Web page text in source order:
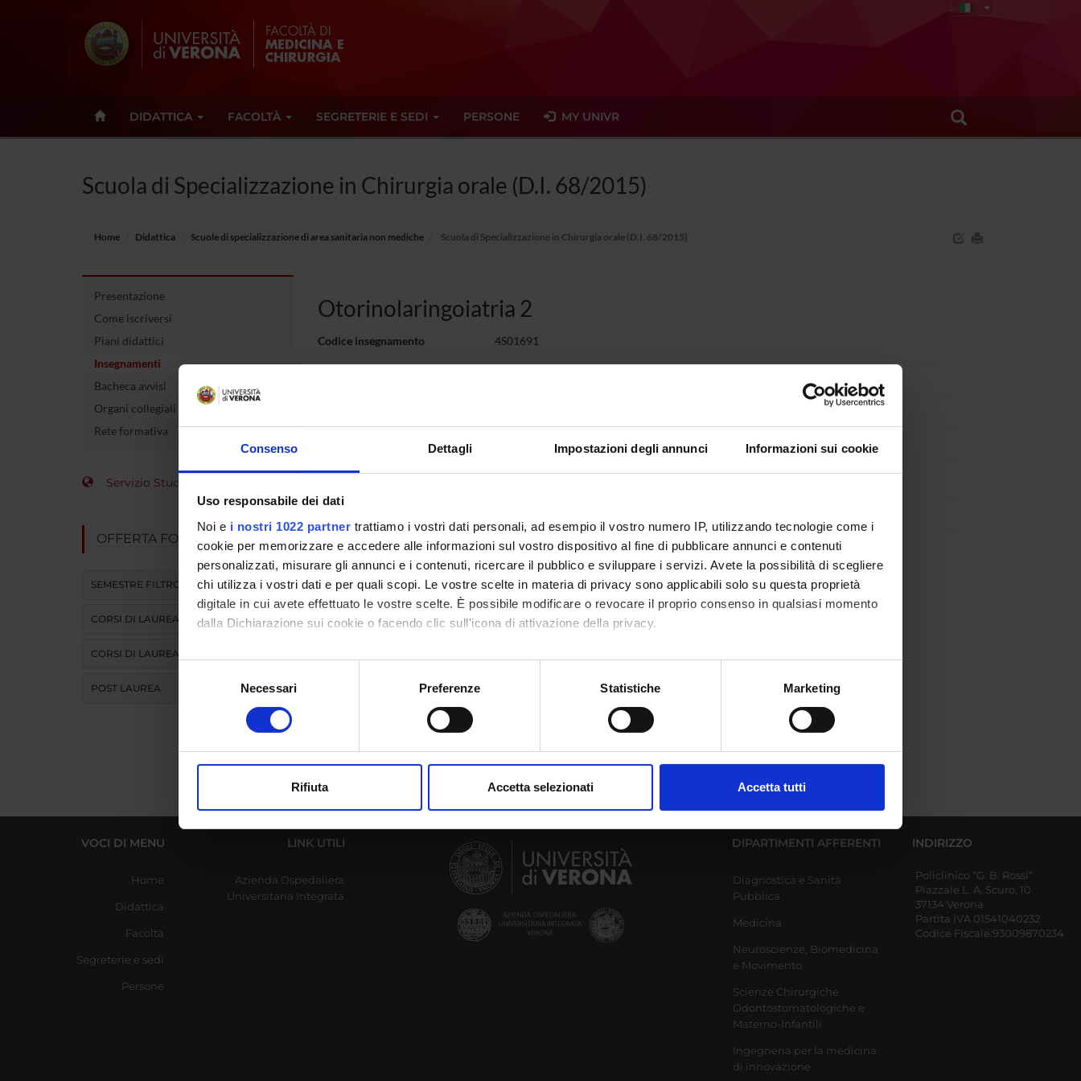
Consenso Dettagli Impostazioni degli annunci Informazioni sui cookie
Uso responsabile dei dati
Noi e i nostri 1022 partner trattiamo i vostri dati personali, ad esempio il vostro numero IP, utilizzando tecnologie come i
cookie per memorizzare e accedere alle informazioni sul vostro dispositivo al fine di pubblicare annunci e contenuti
personalizzati, misurare gli annunci e i contenuti, ricercare il pubblico e sviluppare i servizi. Avete la possibilità di scegliere
chi utilizza i vostri dati e per quali scopi. Le vostre scelte in materia di privacy sono applicabili solo su questa proprietà
digitale in cui avete effettuato le vostre scelte. È possibile modificare o revocare il proprio consenso in qualsiasi momento
dalla Dichiarazione sui cookie o facendo clic sull'icona di attivazione della privacy.
Con il tuo consenso, vorremmo anche:
raccogliere informazioni sulla tua posizione geografica, con un'approssimazione di qualche metro,
digitali).
modificare o ritirare il tuo consenso in qualsiasi momento dalla Dichiarazione sui cookie.
di analisi dei dati web, pubblicità e social media, i quali potrebbero combinarle con altre informazioni che hai fornito loro o
che hanno raccolto dal tuo utilizzo dei loro servizi.
Necessari Preferenze Statistiche Marketing
Rifiuta Accetta selezionati Accetta tutti
DIDATTICA FACOLTÀ SEGRETERIE E SEDI PERSONE MY UNIVR
Scuola di Specializzazione in Chirurgia orale (D.I. 68/2015)
Home Didattica Scuole di specializzazione di area sanitaria non mediche Scuola di Specializzazione in Chirurgia orale (D.I. 68/2015)
Presentazione
Come iscriversi
Piani didattici
Insegnamenti
Bacheca avvisi
Organi collegiali e di governo
Rete formativa
Servizio Studenti Internazionali
OFFERTA FORMATIVA
SEMESTRE FILTRO
CORSI DI LAUREA
CORSI DI LAUREA MAGISTRALE
POST LAUREA
Otorinolaringoiatria 2
Codice insegnamento 4S01691
MED/31 - OTORINOLARINGOIATRIA
Lingua di erogazione Italiano
Sede
Periodo non ancora assegnato
VOCI DI MENU
Home
Didattica
Facoltà
Segreterie e sedi
Persone
LINK UTILI
Azienda Ospedaliera
Universitaria Integrata
DIPARTIMENTI AFFERENTI
Diagnostica e Sanità
Pubblica
Medicina
Neuroscienze, Biomedicina
e Movimento
Scienze Chirurgiche
Odontostomatologiche e
Materno-Infantili
Ingegneria per la medicina
di innovazione
INDIRIZZO
Policlinico “G. B. Rossi”
Piazzale L. A. Scuro, 10
37134 Verona
Partita IVA 01541040232
Codice Fiscale:93009870234